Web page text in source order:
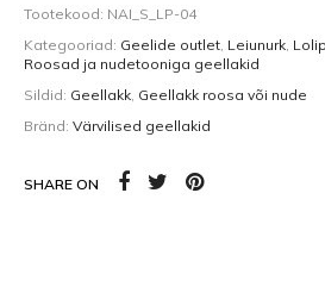
Tootekood: NAI_S_LP-04
Kategooriad: Geelide outlet, Leiunurk,
Roosad ja nudetooniga geellakid
Sildid: Geellakk, Geellakk roosa või nude
Bränd: Värvilised geellakid
SHARE ON